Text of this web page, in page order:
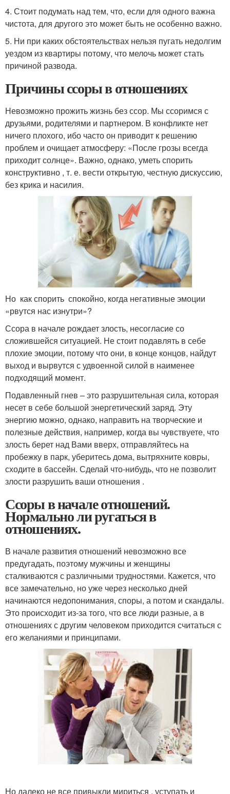
4. Стоит подумать над тем, что, если для одного важна
чистота, для другого это может быть не особенно важно.
5. Ни при каких обстоятельствах нельзя пугать недолгим
уездом из квартиры потому, что мелочь может стать
причиной развода.
Причины ссоры в отношениях
Невозможно прожить жизнь без ссор. Мы ссоримся с
друзьями, родителями и партнером. В конфликте нет
ничего плохого, ибо часто он приводит к решению
проблем и очищает атмосферу: «После грозы всегда
приходит солнце». Важно, однако, уметь спорить
конструктивно , т. е. вести открытую, честную дискуссию,
без крика и насилия.
Но как спорить спокойно, когда негативные эмоции
«рвутся нас изнутри»?
Ссора в начале рождает злость, несогласие со
сложившейся ситуацией. Не стоит подавлять в себе
плохие эмоции, потому что они, в конце концов, найдут
выход и вырвутся с удвоенной силой в наименее
подходящий момент.
Подавленный гнев – это разрушительная сила, которая
несет в себе большой энергетический заряд. Эту
энергию можно, однако, направить на творческие и
полезные действия, например, когда вы чувствуете, что
злость берет над Вами вверх, отправляйтесь на
пробежку в парк, уберитесь дома, вытряхните ковры,
сходите в бассейн. Сделай что-нибудь, что не позволит
злости разрушить ваши отношения .
Ссоры в начале отношений.
Нормально ли ругаться в
отношениях.
В начале развития отношений невозможно все
предугадать, поэтому мужчины и женщины
сталкиваются с различными трудностями. Кажется, что
все замечательно, но уже через несколько дней
начинаются недопонимания, споры, а потом и скандалы.
Это происходит из-за того, что все люди разные, а в
отношениях с другим человеком приходится считаться с
его желаниями и принципами.
Но далеко не все привыкли мириться , уступать и